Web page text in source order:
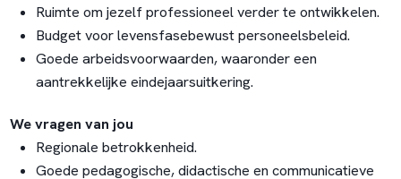
Ruimte om jezelf professioneel verder te ontwikkelen.
Budget voor levensfasebewust personeelsbeleid.
Goede arbeidsvoorwaarden, waaronder een
aantrekkelijke eindejaarsuitkering.
We vragen van jou
Regionale betrokkenheid.
Goede pedagogische, didactische en communicatieve